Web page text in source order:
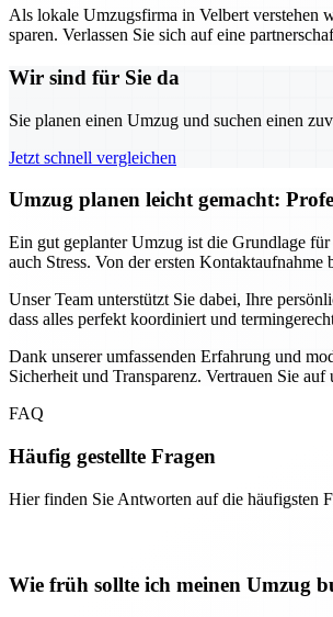
Als lokale Umzugsfirma in Velbert verstehen
sparen. Verlassen Sie sich auf eine
Wir sind für Sie da
Sie planen einen Umzug und suchen einen
Jetzt schnell vergleichen
Umzug planen leicht gemacht:
Ein gut geplanter Umzug ist die Grundlage
auch Stress. Von der ersten
Unser Team unterstützt Sie dabei, Ihre
dass alles perfekt koordiniert und
Dank unserer umfassenden Erfahrung und
Sicherheit und Transparenz. Vertrauen Sie
FAQ
Häufig gestellte Fragen
Hier finden Sie Antworten auf die häufigsten
Wie früh sollte ich meinen Umzug